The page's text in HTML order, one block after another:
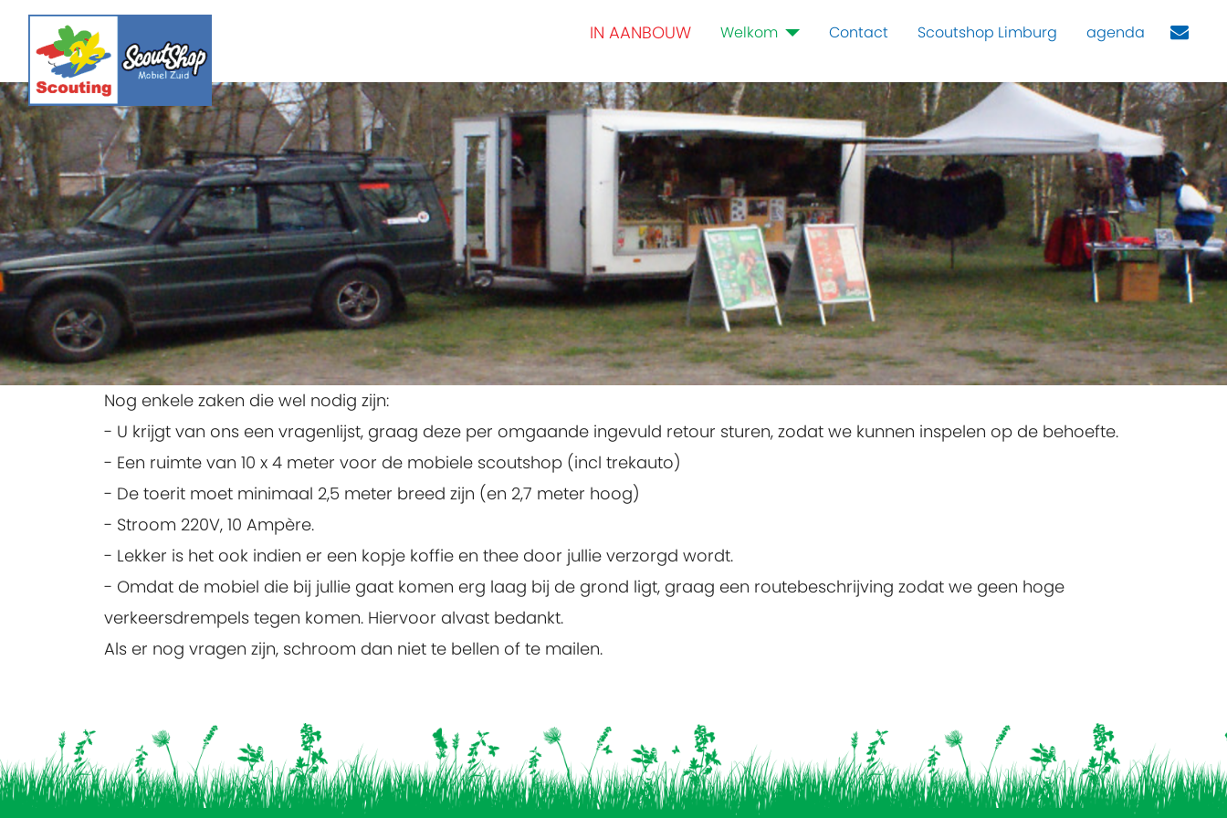
IN AANBOUW Welkom Contact Scoutshop Limburg agenda
Nog enkele zaken die wel nodig zijn:
- U krijgt van ons een vragenlijst, graag deze per omgaande ingevuld retour sturen, zodat we kunnen inspelen op de behoefte.
- Een ruimte van 10 x 4 meter voor de mobiele scoutshop (incl trekauto)
- De toerit moet minimaal 2,5 meter breed zijn (en 2,7 meter hoog)
- Stroom 220V, 10 Ampère.
- Lekker is het ook indien er een kopje koffie en thee door jullie verzorgd wordt.
- Omdat de mobiel die bij jullie gaat komen erg laag bij de grond ligt, graag een routebeschrijving zodat we geen hoge
verkeersdrempels tegen komen. Hiervoor alvast bedankt.
Als er nog vragen zijn, schroom dan niet te bellen of te mailen.